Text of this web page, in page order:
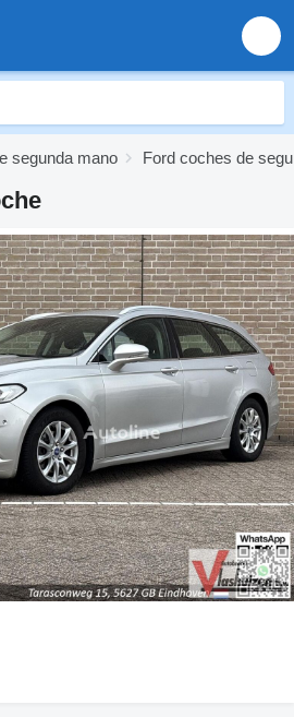
segunda mano Ford coches de